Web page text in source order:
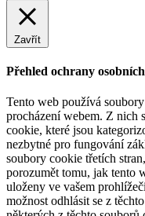
Zavřít
Přehled ochrany
Tento web používá
procházení webem. Z nich
cookie, které jsou
nezbytné pro fungování
soubory cookie třetích
porozumět tomu, jak tento
uloženy ve vašem
možnost odhlásit se z